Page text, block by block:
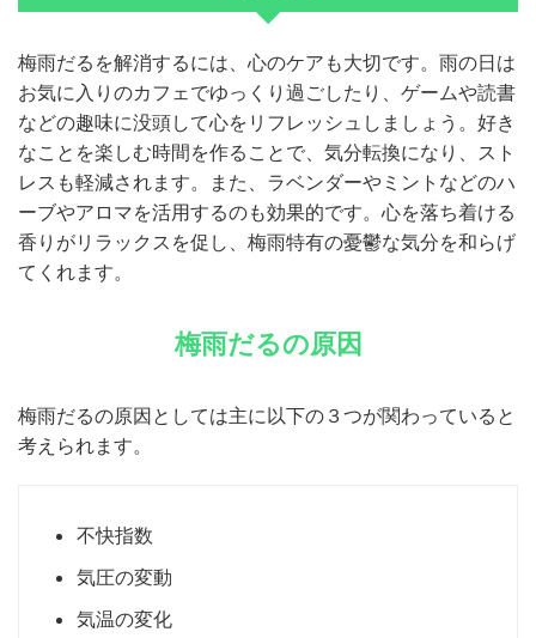
梅雨だるを解消するには、心のケアも大切です。雨の日は
お気に入りのカフェでゆっくり過ごしたり、ゲームや読書
などの趣味に没頭して心をリフレッシュしましょう。好き
なことを楽しむ時間を作ることで、気分転換になり、スト
レスも軽減されます。また、ラベンダーやミントなどのハ
ーブやアロマを活用するのも効果的です。心を落ち着ける
香りがリラックスを促し、梅雨特有の憂鬱な気分を和らげ
てくれます。
梅雨だるの原因
梅雨だるの原因としては主に以下の３つが関わっていると
考えられます。
不快指数
気圧の変動
気温の変化